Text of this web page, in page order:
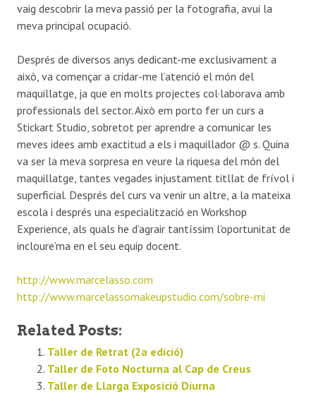
vaig descobrir la meva passió per la fotografia, avui la
meva principal ocupació.
Després de diversos anys dedicant-me exclusivament a
això, va començar a cridar-me l’atenció el món del
maquillatge, ja que en molts projectes col·laborava amb
professionals del sector. Això em porto fer un curs a
Stickart Studio, sobretot per aprendre a comunicar les
meves idees amb exactitud a els i maquillador @ s. Quina
va ser la meva sorpresa en veure la riquesa del món del
maquillatge, tantes vegades injustament titllat de frívol i
superficial. Després del curs va venir un altre, a la mateixa
escola i després una especialització en Workshop
Experience, als quals he d’agrair tantíssim l’oportunitat de
incloure’ma en el seu equip docent.
http://www.marcelasso.com
http://www.marcelassomakeupstudio.com/sobre-mi
Related Posts:
Taller de Retrat (2a edició)
Taller de Foto Nocturna al Cap de Creus
Taller de Llarga Exposició Diurna